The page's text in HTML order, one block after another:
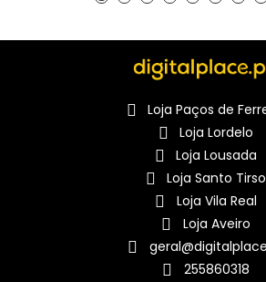
Loja Paços de
Loja Lordelo
Loja Lousada
Loja Santo Tirso
Loja Vila Real
Loja Aveiro
255860318